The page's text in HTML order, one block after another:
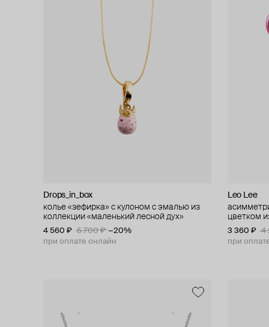
Drops_in_box
колье «зефирка» с кулоном с эмалью из
коллекции «маленький лесной дух»
4 560 ₽ 5 700 ₽ −20%
при оплате онлайн
Leo Lee
цветком
3 360 ₽
4
при